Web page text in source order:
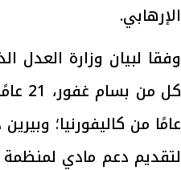
الإرهابي.
وفقا لبيان وزارة
لتقديم دعم مادي لمنظمة